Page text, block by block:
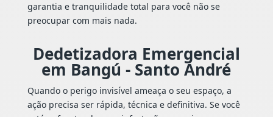
garantia e tranquilidade total para você não se
preocupar com mais nada.
Dedetizadora Emergencial
em Bangú - Santo André
Quando o perigo invisível ameaça o seu espaço, a
ação precisa ser rápida, técnica e definitiva. Se você